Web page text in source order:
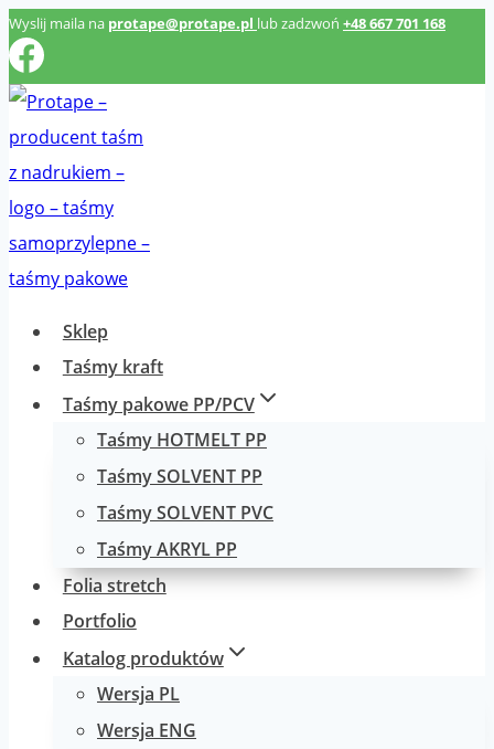
Przeskocz
do
treści
Wyslij maila na protape@protape.pl lub zadzwoń +48 667 701 168
Sklep
Taśmy kraft
Taśmy pakowe PP/PCV
Taśmy HOTMELT PP
Taśmy SOLVENT PP
Taśmy SOLVENT PVC
Taśmy AKRYL PP
Folia stretch
Portfolio
Katalog produktów
Wersja PL
Wersja ENG